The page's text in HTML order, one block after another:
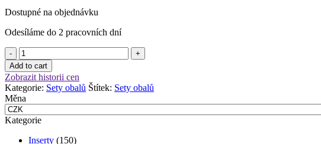
karty
Azure:
Mini
(45x68
mm)
množství
Dostupné na objednávku
Odesíláme do 2 pracovních dní
Set
obalů
-
Orloj
množství
Add to cart
Zobrazit historii cen
Kategorie: Sety obalů Štítek: Sety obalů
Měna
Kategorie
Inserty (150)